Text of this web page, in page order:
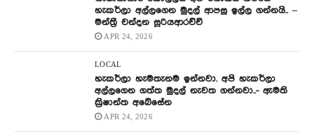
හැකර්ලා අල්ලගෙන මුදල් ආපසු ඉල්ල ගන්නයි.. –
මන්ත්‍රී චන්දන සූරියආරච්චි
APR 24, 2026
LOCAL
හැකර්ලා හැමතැනම ඉන්නවා. අපි හැකර්ලා
අල්ලගෙන ගත්ත මුදල් නැවත ගන්නවා..- ඇමති
ක්‍රිෂාන්ත අබේසේන
APR 24, 2026